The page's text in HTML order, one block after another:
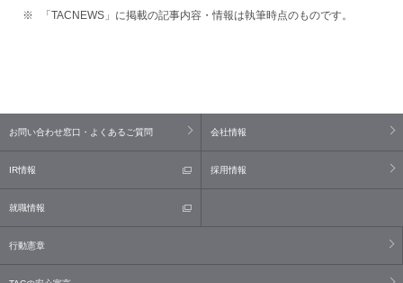
「TACNEWS」に掲載の記事内容・情報は執筆時点のものです。
お問い合わせ窓口・よくあるご質問 会社情報
IR情報 採用情報
就職情報
行動憲章